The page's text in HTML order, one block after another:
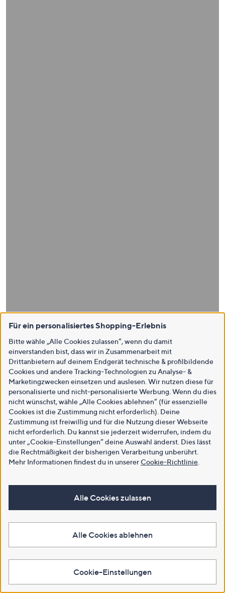
Für ein personalisiertes Shopping-Erlebnis
Bitte wähle „Alle Cookies zulassen“, wenn du damit
einverstanden bist, dass wir in Zusammenarbeit mit
Drittanbietern auf deinem Endgerät technische & profilbildende
Cookies und andere Tracking-Technologien zu Analyse- &
Marketingzwecken einsetzen und auslesen. Wir nutzen diese für
personalisierte und nicht-personalisierte Werbung. Wenn du dies
nicht wünschst, wähle „Alle Cookies ablehnen“ (für essenzielle
Cookies ist die Zustimmung nicht erforderlich). Deine
Zustimmung ist freiwillig und für die Nutzung dieser Webseite
nicht erforderlich. Du kannst sie jederzeit widerrufen, indem du
unter „Cookie-Einstellungen“ deine Auswahl änderst. Dies lässt
die Rechtmäßigkeit der bisherigen Verarbeitung unberührt.
Mehr Informationen findest du in unsererCookie-Richtlinie
Alle Cookies zulassen
Alle Cookies ablehnen
Cookie-Einstellungen